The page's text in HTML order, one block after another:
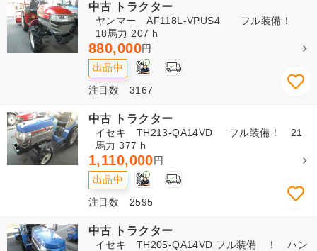
中古 トラクター
ヤンマー AF118L-VPUS4 フル装備！
18馬力 207 h
880,000円
出品中 1
注目数 3167
中古 トラクター
イセキ TH213-QA14VD フル装備！ 21
馬力 377 h
1,110,000円
出品中 1
注目数 2595
中古 トラクター
イセキ TH205-QA14VD フル装備 ！ ハン